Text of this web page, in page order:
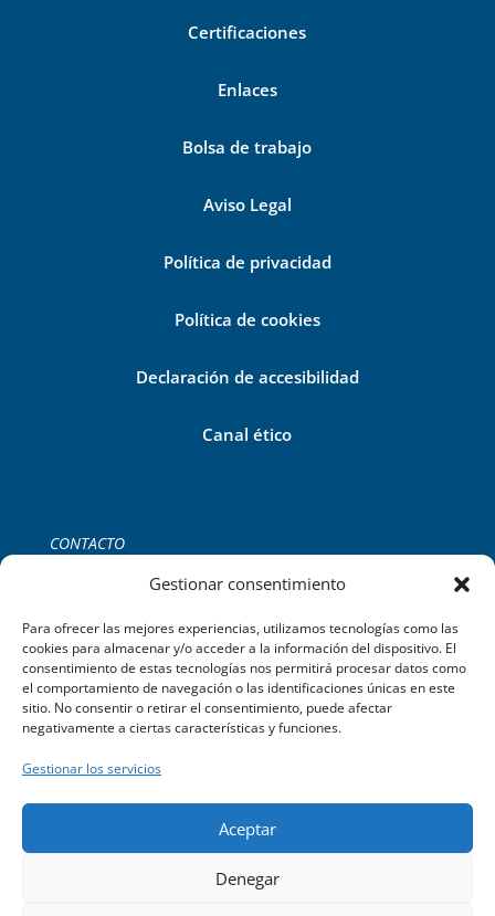
Gestionar consentimiento
Para ofrecer las mejores experiencias, utilizamos tecnologías como las
cookies para almacenar y/o acceder a la información del dispositivo. El
consentimiento de estas tecnologías nos permitirá procesar datos como
el comportamiento de navegación o las identificaciones únicas en este
sitio. No consentir o retirar el consentimiento, puede afectar
negativamente a ciertas características y funciones.
Gestionar los servicios
Aceptar
Denegar
Certificaciones
Enlaces
Bolsa de trabajo
Aviso Legal
Política de privacidad
Política de cookies
Declaración de accesibilidad
Canal ético
CONTACTO
C/del Gremi de Ferrers, 39 2B,
©2023 Limpiezas Sayago C/ del Gremi de Ferrers, 39 2B. Palma
de Mallorca – Powered by